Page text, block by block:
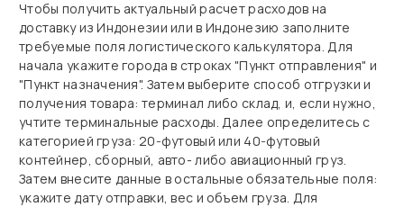
Чтобы получить актуальный расчет расходов на
доставку из Индонезии или в Индонезию заполните
требуемые поля логистического калькулятора. Для
начала укажите города в строках "Пункт отправления" и
"Пункт назначения". Затем выберите способ отгрузки и
получения товара: терминал либо склад, и, если нужно,
учтите терминальные расходы. Далее определитесь с
категорией груза: 20‑футовый или 40‑футовый
контейнер, сборный, авто- либо авиационный груз.
Затем внесите данные в остальные обязательные поля:
укажите дату отправки, вес и объем груза. Для